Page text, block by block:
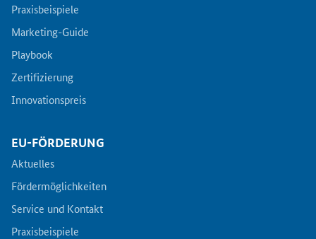
Praxisbeispiele
Marketing-Guide
Playbook
Zertifizierung
Innovationspreis
EU-FÖRDERUNG
Aktuelles
Fördermöglichkeiten
Service und Kontakt
Praxisbeispiele